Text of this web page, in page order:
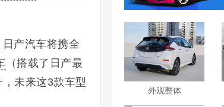
产汽车将携全
（搭载了日产最
未来这3款车型
外观整体